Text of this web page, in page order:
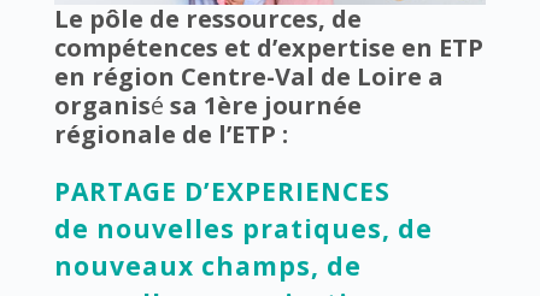
Le pôle de ressources, de
compétences et d’expertise en ETP
en région Centre-Val de Loire a
organisé sa 1ère journée
régionale de l’ETP :
PARTAGE D’EXPERIENCES
de nouvelles pratiques, de
nouveaux champs, de